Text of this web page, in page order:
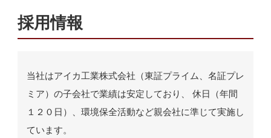
採用情報
当社はアイカ工業株式会社（東証プライム、名証プレ
ミア）の子会社で業績は安定しており、 休日（年間
１２０日）、環境保全活動など親会社に準じて実施し
ています。